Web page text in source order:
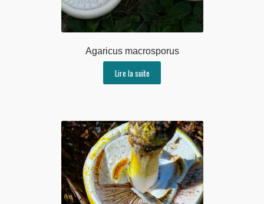
Agaricus macrosporus
Lire la suite